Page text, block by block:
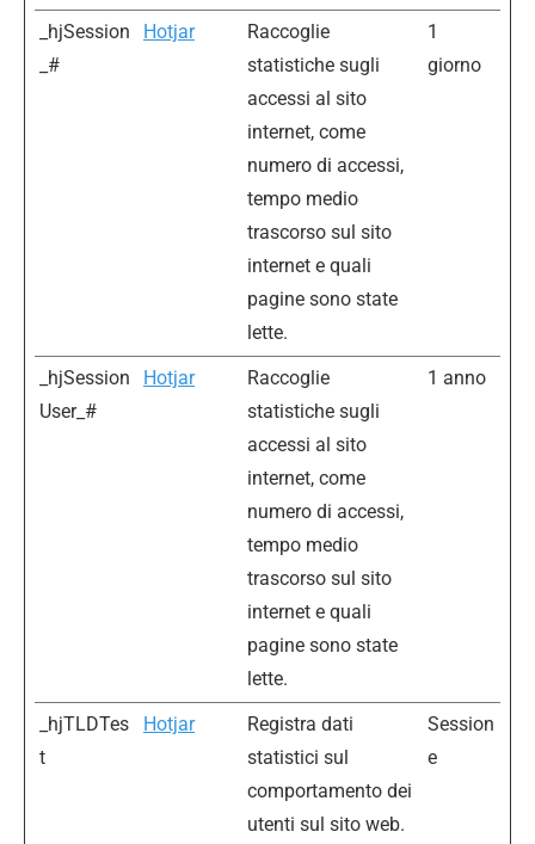
_hjSession
_#
Hotjar
Raccoglie
statistiche sugli
accessi al sito
internet, come
numero di accessi,
tempo medio
trascorso sul sito
internet e quali
pagine sono state
lette.
1
giorno
_hjSession
User_#
Hotjar
Raccoglie
statistiche sugli
accessi al sito
internet, come
numero di accessi,
tempo medio
trascorso sul sito
internet e quali
pagine sono state
lette.
1 anno
_hjTLDTes
t
Hotjar
Registra dati
statistici sul
comportamento dei
utenti sul sito web.
Session
e